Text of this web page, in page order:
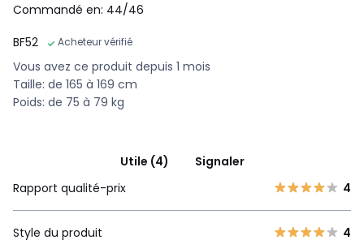
Commandé en: 44/46
BF52
Acheteur vérifié
Vous avez ce produit depuis 1 mois
Taille: de 165 à 169 cm
Poids: de 75 à 79 kg
Utile (4)
Signaler
Rapport qualité-prix
4
Style du produit 4